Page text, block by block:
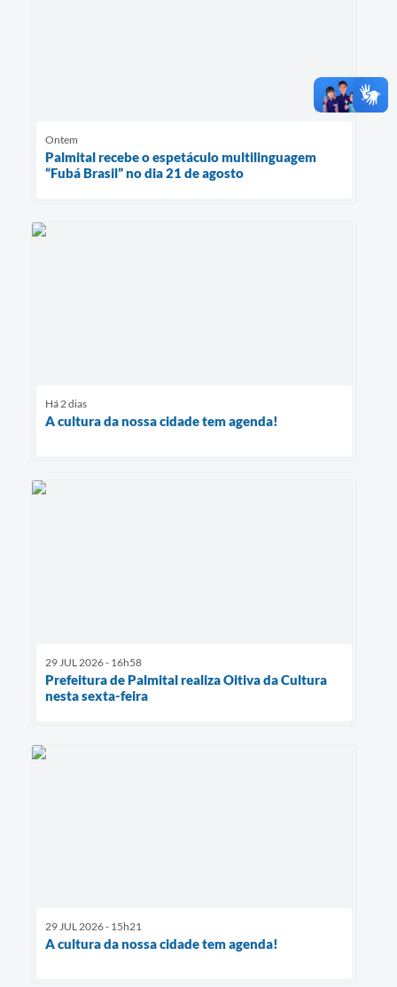
Ontem
Palmital recebe o espetáculo multilinguagem
“Fubá Brasil” no dia 21 de agosto
Há 2 dias
A cultura da nossa cidade tem agenda!
29 JUL 2026 - 16h58
Prefeitura de Palmital realiza Oitiva da Cultura
nesta sexta-feira
29 JUL 2026 - 15h21
A cultura da nossa cidade tem agenda!